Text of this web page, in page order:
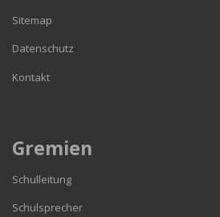
Sitemap
Datenschutz
Kontakt
Gremien
Schulleitung
Schulsprecher